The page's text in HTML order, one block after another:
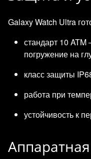
Galaxy Watch Ultra
стандарт 10
погружение на
класс защиты
работа при
устойчивость к